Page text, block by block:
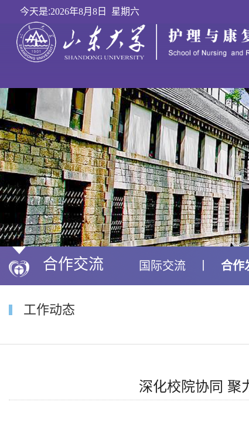
今天是:2026年8月8日 星期六
合作交流 国际交流 合作
工作动态
深化校院协同